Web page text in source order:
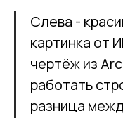
Слева -
картинка от
чертёж из
работать
разница